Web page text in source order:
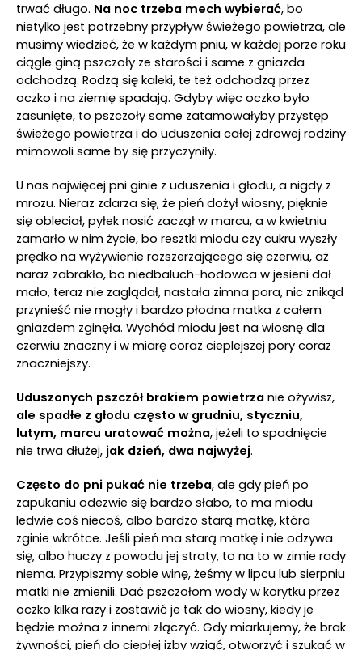
trwać długo. Na noc trzeba mech wybierać, bo
nietylko jest potrzebny przypływ świeżego powietrza, ale
musimy wiedzieć, że w każdym pniu, w każdej porze roku
ciągle giną pszczoły ze starości i same z gniazda
odchodzą. Rodzą się kaleki, te też odchodzą przez
oczko i na ziemię spadają. Gdyby więc oczko było
zasunięte, to pszczoły same zatamowałyby przystęp
świeżego powietrza i do uduszenia całej zdrowej rodziny
mimowoli same by się przyczyniły.
U nas najwięcej pni ginie z uduszenia i głodu, a nigdy z
mrozu. Nieraz zdarza się, że pień dożył wiosny, pięknie
się obleciał, pyłek nosić zaczął w marcu, a w kwietniu
zamarło w nim życie, bo resztki miodu czy cukru wyszły
prędko na wyżywienie rozszerzającego się czerwiu, aż
naraz zabrakło, bo niedbaluch-hodowca w jesieni dał
mało, teraz nie zaglądał, nastała zimna pora, nic znikąd
przynieść nie mogły i bardzo płodna matka z całem
gniazdem zginęła. Wychód miodu jest na wiosnę dla
czerwiu znaczny i w miarę coraz cieplejszej pory coraz
znaczniejszy.
Uduszonych pszczół brakiem powietrza nie ożywisz,
ale spadłe z głodu często w grudniu, styczniu,
lutym, marcu uratować można, jeżeli to spadnięcie
nie trwa dłużej, jak dzień, dwa najwyżej.
Często do pni pukać nie trzeba, ale gdy pień po
zapukaniu odezwie się bardzo słabo, to ma miodu
ledwie coś niecoś, albo bardzo starą matkę, która
zginie wkrótce. Jeśli pień ma starą matkę i nie odzywa
się, albo huczy z powodu jej straty, to na to w zimie rady
niema. Przypiszmy sobie winę, żeśmy w lipcu lub sierpniu
matki nie zmienili. Dać pszczołom wody w korytku przez
oczko kilka razy i zostawić je tak do wiosny, kiedy je
będzie można z innemi złączyć. Gdy miarkujemy, że brak
żywności, pień do ciepłej izby wziąć, otworzyć i szukać w